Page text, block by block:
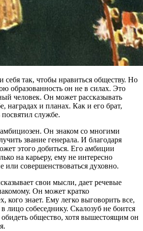
себя так, чтобы нравиться обществу. Но
образованность он не в силах. Это
человек. Он может рассказывать
наградах и планах. Как и его брат,
службе.
Он знаком со многими
звание генерала. И благодаря
этого добиться. Его амбиции
на карьеру, ему не интересно
или совершенствоваться духовно.
свои мысли, дает речевые
Он может кратко
кого знает. Ему легко выговорить все,
лицо собеседнику. Скалозуб не боится
общество, хотя вышестоящим он